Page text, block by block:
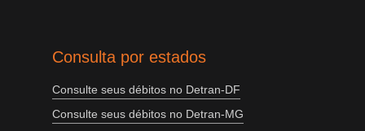
Consulta por estados
Consulte seus débitos no Detran-DF
Consulte seus débitos no Detran-MG